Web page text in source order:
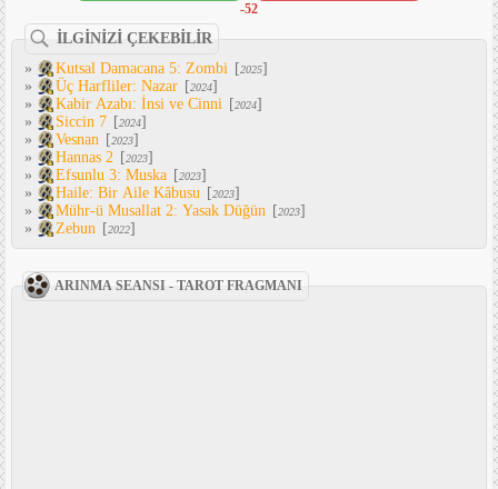
-52
İLGİNİZİ ÇEKEBİLİR
»
Kutsal Damacana 5: Zombi [2025]
»
Üç Harfliler: Nazar [2024]
»
Kabir Azabı: İnsi ve Cinni [2024]
»
Siccin 7 [2024]
»
Vesnan [2023]
»
Hannas 2 [2023]
»
Efsunlu 3: Muska [2023]
»
Haile: Bir Aile Kâbusu [2023]
»
Mühr-ü Musallat 2: Yasak Düğün [2023]
»
Zebun [2022]
ARINMA SEANSI - TAROT FRAGMANI